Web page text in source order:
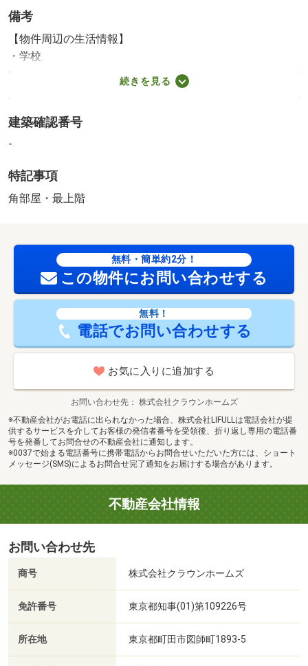
備考
【物件周辺の生活情報】
・学校
杉並区立馬橋小学校（530m）、杉並区立杉森中学校
スーパー（570m）、コンビニ（260m）、ドラッグストア
（600m）
総合病院（610m）、公園（560m）、銀行（590m）
現況、満室稼働中です。 【間取り備考】１階店舗に車庫
備・特記事項備考】満室賃貸中・専用バス・専用トイレ・
耐震構造・全居室収納
敷地面積：73.78m2
販売戸数：1戸
法令等制限：第二種高度地区・防火地域
続きを見る
建築確認番号
-
特記事項
角部屋・最上階
無料・簡単約2分！
この物件にお問い合わせする
無料！
電話でお問い合わせする
お気に入りに追加する
お問い合わせ先
株式会社クラウンホームズ
※不動産会社がお電話に出られなかった場合、株式会社LIFULLは電話会社が提
供するサービスを介してお客様の発信者番号を受領後、折り返し専用の電話番
号を発番してお問合せの不動産会社に通知します。
※0037で始まる電話番号に携帯電話からお問合せいただいた方には、ショート
メッセージ(SMS)によるお問合せ完了通知をお届けする場合があります。
不動産会社情報
お問い合わせ先
商号 株式会社クラウンホームズ
免許番号 東京都知事(01)第109226号
所在地 東京都町田市図師町1893-5